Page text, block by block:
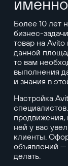
Более 10 лет
бизнес-
товар на Avito
данной
то вам
выполнения
и знания в
Настройка
ней у вас
клиенты.
объявлений
делать.